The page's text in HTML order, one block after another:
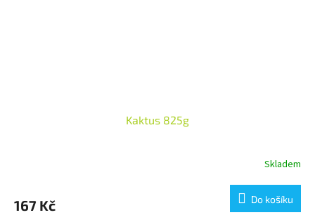
Kaktus 825g
Skladem
167 Kč Do košíku